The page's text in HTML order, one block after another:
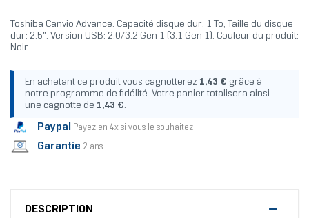
Toshiba Canvio Advance. Capacité disque dur: 1 To, Taille du disque
dur: 2.5". Version USB: 2.0/3.2 Gen 1 (3.1 Gen 1). Couleur du produit:
Noir
En achetant ce produit vous cagnotterez 1,43 € grâce à
notre programme de fidélité. Votre panier totalisera ainsi
une cagnotte de 1,43 €.
Paypal Payez en 4x si vous le souhaitez
Garantie 2 ans
DESCRIPTION